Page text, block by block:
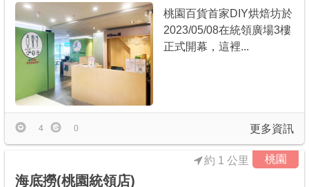
桃園百貨首家DIY烘焙坊於
2023/05/08在統領廣場3樓
正式開幕，這裡...
更多資訊
4 0
桃園
約 1 公里
海底撈(桃園統領店)